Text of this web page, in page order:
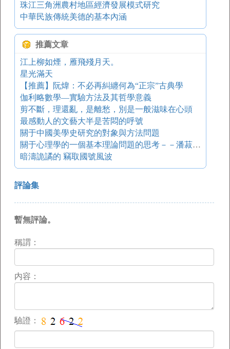
珠江三角洲農村地區經濟發展模式研究
中華民族傳統美德的基本內涵
推薦文章
江上柳如煙，雁飛殘月天。
星光滿天
【推薦】阮煒：不必再糾纏何為“正宗”古典學
伽利略數學—實驗方法及其哲學意義
剪不斷，理還亂，是離愁，別是一般滋味在心頭
最感動人的文藝大半是苦悶的呼號
關于中國美學史研究的對象與方法問題
關于心理學的一個基本理論問題的思考－－潘菽心理學思想研究之一
暗濤詭譎的 竊取國號風波
評論集
暫無評論。
稱謂：
内容：
驗證：